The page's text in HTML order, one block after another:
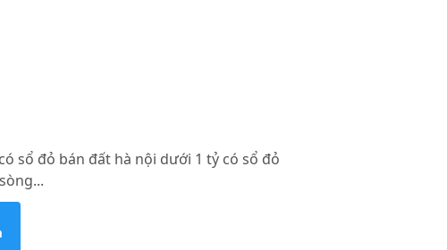
sổ đỏ bán đất hà nội dưới 1 tỷ có sổ đỏ